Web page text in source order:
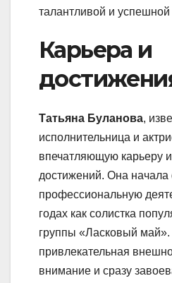
талантливой и
Карьера и
Татьяна Буланова,
исполнительница и
впечатляющую карьеру
достижений. Она начала
профессиональную
годах как солистка
группы «Ласковый май».
привлекательная
внимание и сразу